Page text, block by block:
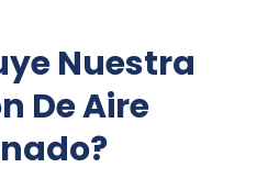
Nuestra
De Aire